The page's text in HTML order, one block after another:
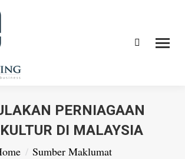
Search:
PERNIAGAAN
DI MALAYSIA
Sumber Maklumat